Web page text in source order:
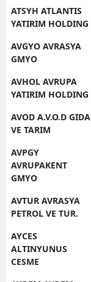
ATSYH ATLANTIS
YATIRIM HOLDING
AVGYO AVRASYA
GMYO
AVHOL AVRUPA
YATIRIM HOLDING
AVOD A.V.O.D GIDA
VE TARIM
AVPGY
AVRUPAKENT
GMYO
AVTUR AVRASYA
PETROL VE TUR.
AYCES
ALTINYUNUS
CESME